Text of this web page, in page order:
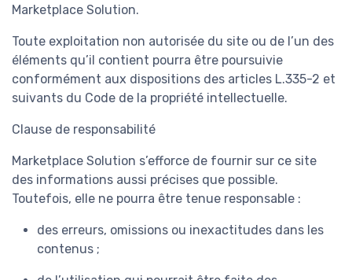
Marketplace Solution.
Toute exploitation non autorisée du site ou de l’un des
éléments qu’il contient pourra être poursuivie
conformément aux dispositions des articles L.335-2 et
suivants du Code de la propriété intellectuelle.
Clause de responsabilité
Marketplace Solution s’efforce de fournir sur ce site
des informations aussi précises que possible.
Toutefois, elle ne pourra être tenue responsable :
des erreurs, omissions ou inexactitudes dans les
contenus ;